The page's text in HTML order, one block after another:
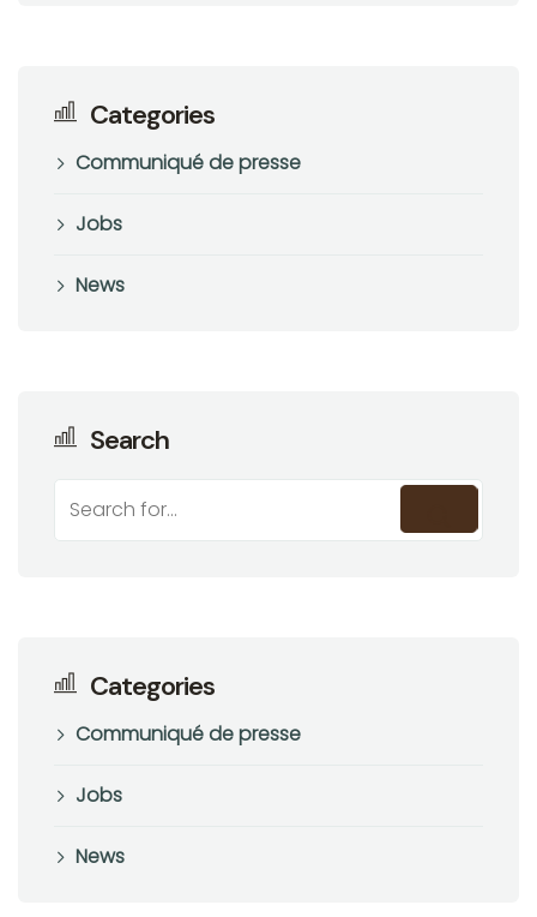
Categories
Communiqué de presse
Jobs
News
Search
Categories
Communiqué de presse
Jobs
News